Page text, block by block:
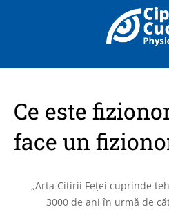
Ce este
face un
„Arta Citirii Feței cuprinde
3000 de ani în urmă de